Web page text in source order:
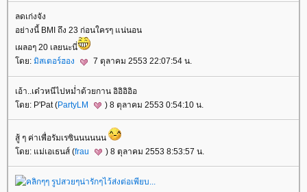
ลดเก่งจัง
อย่างนี้ BMI ถึง 23 ก่อนใครๆ แน่นอน
เผลอๆ 20 เลยนะนี่
ดย: มิสเตอร์ฮอง 7 ตุลาคม 2553 22:07:54 น.
เอ้า..เด๋วหนีไปหม่ำด้วยกาน อิอิอิอิอ
ดย: P'Pat (PartyLM ) 8 ตุลาคม 2553 0:54:10 น.
สู้ ๆ ค่าเพื่อรัมเรซินนนนนน
ดย: แม่เอเธนส์ (frau ) 8 ตุลาคม 2553 8:53:57 น.